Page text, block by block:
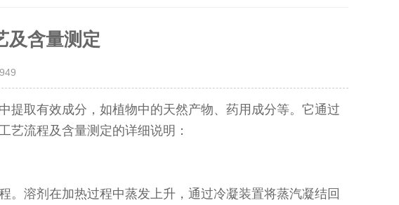
及含量测定
949
提取有效成分，如植物中的天然产物、药用成分等。它通过
艺流程及含量测定的详细说明：
。溶剂在加热过程中蒸发上升，通过冷凝装置将蒸汽凝结回